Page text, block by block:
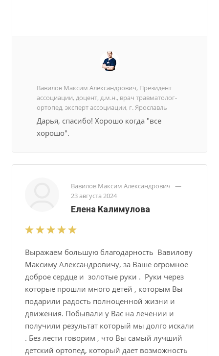
Вавилов Максим Александрович, Президент
ассоциации, доцент, д.м.н., врач травматолог-
ортопед, эксперт ассоциации, г. Ярославль
Дарья, спасибо! Хорошо когда "все
хорошо".
Вавилов Максим Александрович —
23 августа 2024
Елена Калимулова
Выражаем большую благодарность Вавилову
Максиму Александровичу, за Ваше огромное
доброе сердце и золотые руки . Руки через
которые прошли много детей , которым Вы
подарили радость полноценной жизни и
движения. Побывали у Вас на лечении и
получили результат который мы долго искали
. Без лести говорим , что Вы самый лучший
детский ортопед, который дает возможность